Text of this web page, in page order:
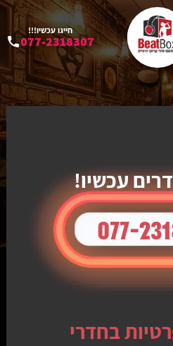
חייגו עכשיו!!!
077-2318307
עכשיו!
077-
בחדרי